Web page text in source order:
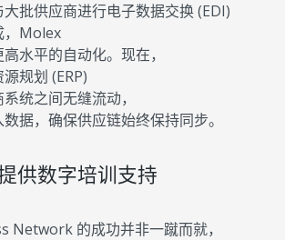
批供应商进行电子数据交换 (EDI)
，Molex
水平的自动化。现在，
规划 (ERP)
统之间无缝流动，
据，确保供应链始终保持同步。
供数字培训支持
Network 的成功并非一蹴而就，